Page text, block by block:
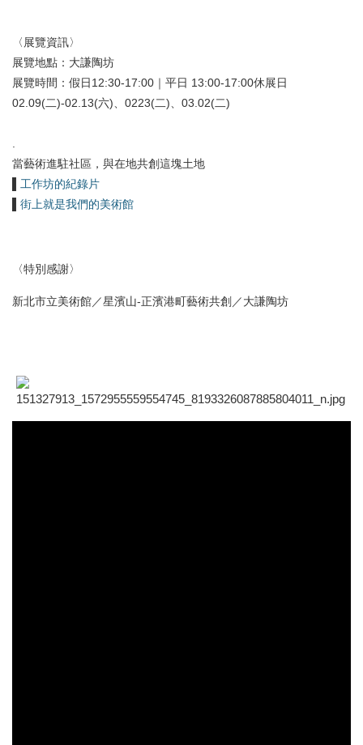
〈展覽資訊〉
展覽地點：大謙陶坊
展覽時間：假日12:30-17:00｜平日 13:00-17:00休展日
02.09(二)-02.13(六)、0223(二)、03.02(二)
.
當藝術進駐社區，與在地共創這塊土地
工作坊的紀錄片
街上就是我們的美術館
〈特別感謝〉
新北市立美術館／星濱山-正濱港町藝術共創／大謙陶坊